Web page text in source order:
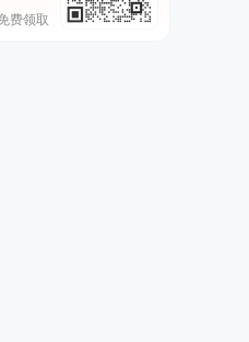
费领取